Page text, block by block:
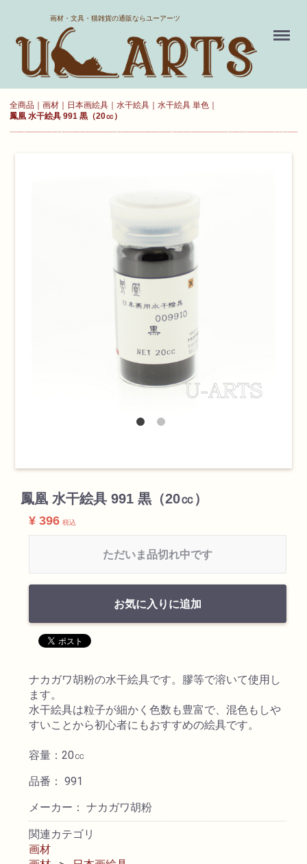
画材・文具・猫雑貨の通販ならユーアーツ
Menu
全商品 画材 日本画絵具 水干絵具
水干絵具 単色
鳳凰 水干絵具 991 黒（20㏄）
鳳凰 水干絵具 991 黒（20㏄）
¥ 396 税込
ただいま品切れ中です
お気に入りに追加
ナカガワ胡粉の水干絵具です。膠等で溶いて使用し
ます。
水干絵具は粒子が細かく色数も豊富で、混色もしや
すいことから初心者にもおすすめの絵具です。
容量：20㏄
品番： 991
メーカー： ナカガワ胡粉
関連カテゴリ
画材
ホーム
送料について
カート
現在カート内に
商品はございません。
検索
カテゴリ
油絵具
不透明水彩絵具
アクリル絵具